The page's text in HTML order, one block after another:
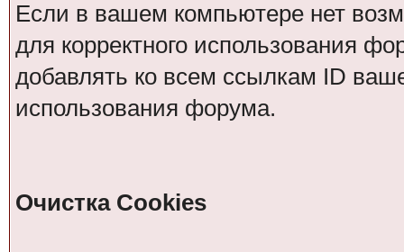
Если в вашем компьютере нет
для корректного использования
добавлять ко всем ссылкам ID
использования форума.
Очистка Cookies